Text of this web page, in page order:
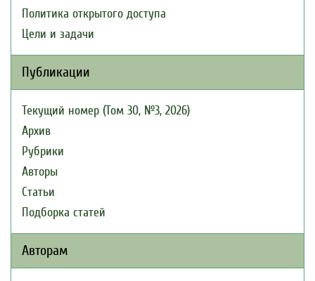
Политика открытого доступа
Цели и задачи
Публикации
Текущий номер (Том 30, №3, 2026)
Архив
Рубрики
Авторы
Статьи
Подборка статей
Авторам